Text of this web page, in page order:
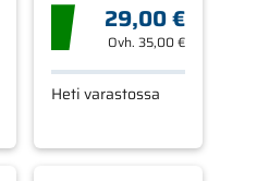
29,00 €
Ovh.35,00 €
Heti varastossa